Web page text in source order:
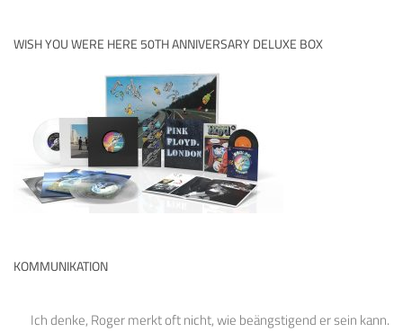
WISH YOU WERE HERE 50TH ANNIVERSARY DELUXE BOX
KOMMUNIKATION
Ich denke, Roger merkt oft nicht, wie beängstigend er sein kann.